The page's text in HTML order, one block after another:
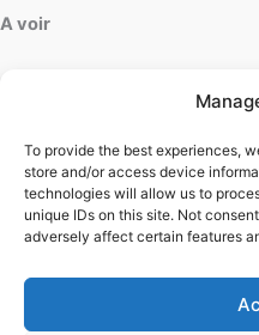
To provide the best experiences,
store and/or access device
technologies will allow us to
unique IDs on this site. Not
adversely affect certain features
A voir
Contact
Mentions légales
Conditions générales
Conditions générales de